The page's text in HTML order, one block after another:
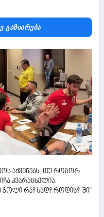
Გაზიარება
აქვენებს, თუ როგორ
კვარაცხელია.
გოლი რა? სად? როდის?-ში"